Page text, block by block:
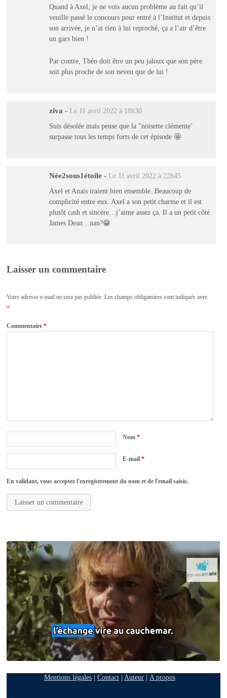
Quand à Axel, je ne vois aucun problème au fait qu’il
veuille passé le concours pour entré à l’Institut et depuis
son arrivée, je n’ai rien à lui reproché, ça a l’air d’être
un gars bien !
Par contre, Théo doit être un peu jaloux que son père
soit plus proche de son neveu que de lui !
ziva - Le 11 avril 2022 à 18h30
Suis désolée mais pense que la ”noisette clémente’
surpasse tous les temps forts de cet épisode 🤩
Née2sous1étoile - Le 11 avril 2022 à 22h45
Axel et Anais iraient bien ensemble. Beaucoup de
complicité entre eux. Axel a son petit charme et il est
plutôt cash et sincère…j’aime assez ça. Il a un petit côté
James Dean…nan?😁
Laisser un commentaire
Votre adresse e-mail ne sera pas publiée. Les champs obligatoires sont indiqués avec
*
Commentaire*
Nom*
E-mail*
En validant, vous acceptez l'enregistrement du nom et de l'email saisis.
Mentions légales| Contact| Auteur| A propos